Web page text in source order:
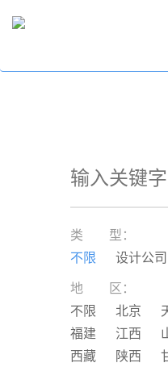
类 型：
不限
设计公司
地 区：
不限
北京
福建
江西
西藏
陕西